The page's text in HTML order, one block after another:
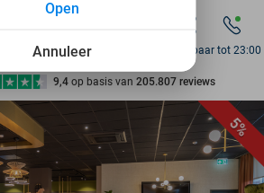
7 dagen per week beschikbaar
10+ miljoen leden
9,4 op basis van 205.807 reviews
Ontdek 15.000+ deals
7 dagen per week beschikbaar
10+ miljoen leden
Bereikbaar tot 23:00
5%
Annuleer
Open